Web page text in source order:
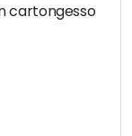
cartongesso